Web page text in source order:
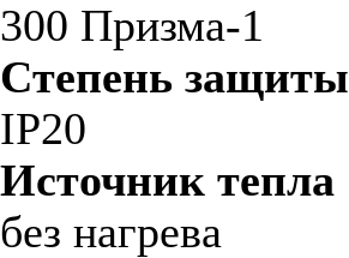
300 Призма-1
Степень защиты
IP20
Источник тепла
без нагрева